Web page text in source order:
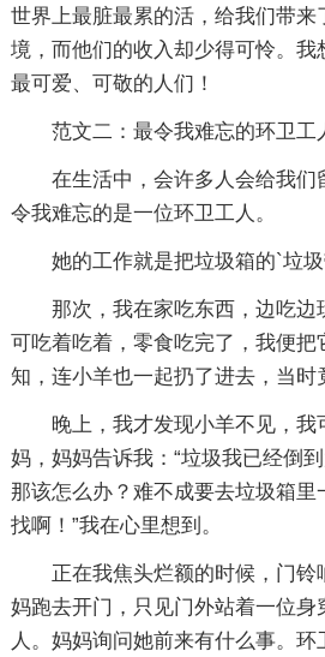
世界上最脏最累的活，给我们带来
境，而他们的收入却少得可怜。我
最可爱、可敬的人们！
范文二：最令我难忘的环卫工
在生活中，会许多人会给我们
令我难忘的是一位环卫工人。
她的工作就是把垃圾箱的`垃圾
那次，我在家吃东西，边吃边
可吃着吃着，零食吃完了，我便把
知，连小羊也一起扔了进去，当时
晚上，我才发现小羊不见，我
妈，妈妈告诉我：“垃圾我已经倒到
那该怎么办？难不成要去垃圾箱里
找啊！”我在心里想到。
正在我焦头烂额的时候，门铃
妈跑去开门，只见门外站着一位身
人。妈妈询问她前来有什么事。